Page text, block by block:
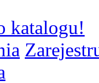
katalogu!